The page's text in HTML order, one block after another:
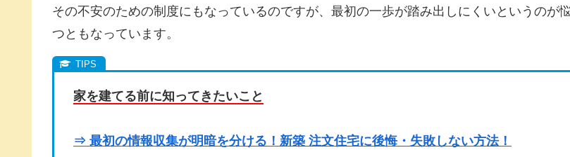
その不安のための制度にもなっているのですが、最初の一歩が踏み出しにくいというのが
つともなっています。
家を建てる前に知ってきたいこと
⇒ 最初の情報収集が明暗を分ける！新築 注文住宅に後悔・失敗しない方法！